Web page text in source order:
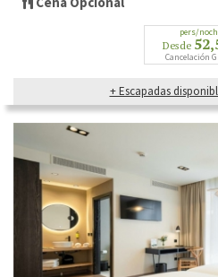
pers/
Desde
Cancelación
+ Escapadas